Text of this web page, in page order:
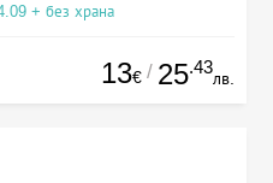
+ без храна
13€ / 25.43
лв.